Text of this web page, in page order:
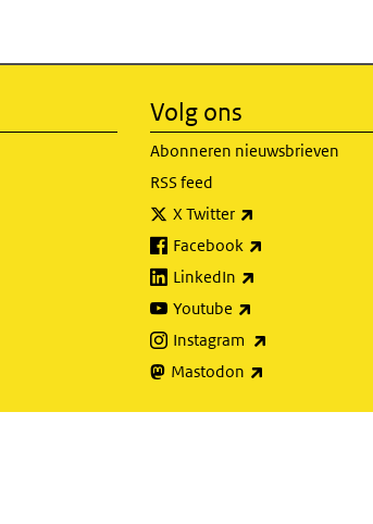
Volg ons
Abonneren nieuwsbrieven
RSS feed
X Twitter
Facebook
LinkedIn
Youtube
Instagram
Mastodon